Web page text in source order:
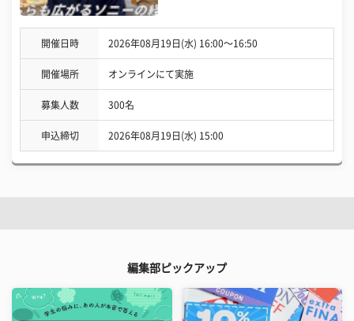
開催日時 2026年08月19日(水) 16:00〜16:50
開催場所 オンラインにて実施
募集人数 300名
申込締切 2026年08月19日(水) 15:00
編集部ピックアップ